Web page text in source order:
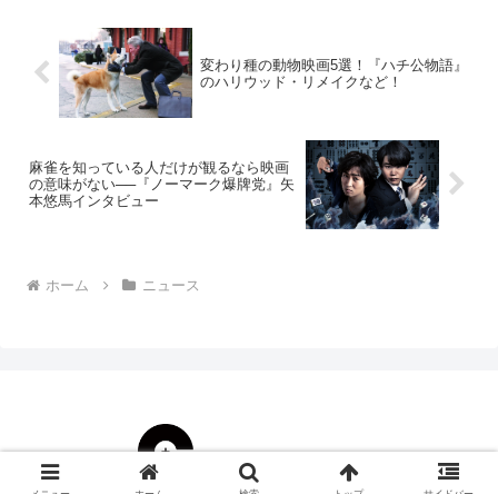
変わり種の動物映画5選！『ハチ公物語』
のハリウッド・リメイクなど！
麻雀を知っている人だけが観るなら映画
の意味がない──『ノーマーク爆牌党』矢
本悠馬インタビュー
ホーム ニュース